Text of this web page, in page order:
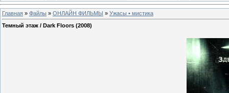
Главная » Файлы » ОНЛАЙН ФИЛЬМЫ » Ужасы • мистика
Темный этаж / Dark Floors (2008)